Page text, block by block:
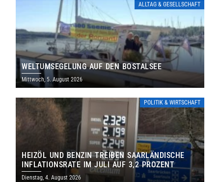
ALLTAG & GESELLSCHAFT
WELTUMSEGELUNG AUF DEN BOSTALSEE
Mittwoch, 5. August 2026
POLITIK & WIRTSCHAFT
HEIZÖL UND BENZIN TREIBEN SAARLÄNDISCHE
INFLATIONSRATE IM JULI AUF 3,2 PROZENT
Dienstag, 4. August 2026